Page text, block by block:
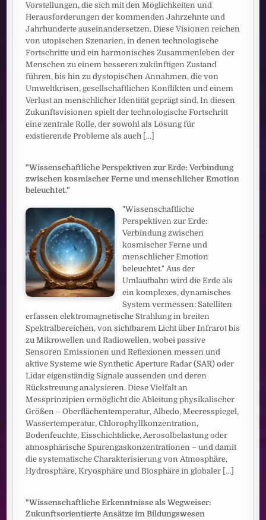
Vorstellungen, die sich mit den Möglichkeiten und
Herausforderungen der kommenden Jahrzehnte und
Jahrhunderte auseinandersetzen. Diese Visionen reichen
von utopischen Szenarien, in denen technologische
Fortschritte und ein harmonisches Zusammenleben der
Menschen zu einem besseren zukünftigen Zustand
führen, bis hin zu dystopischen Annahmen, die von
Umweltkrisen, gesellschaftlichen Konflikten und einem
Verlust an menschlicher Identität geprägt sind. In diesen
Zukunftsvisionen spielt der technologische Fortschritt
eine zentrale Rolle, der sowohl als Lösung für
existierende Probleme als auch [...]
"Wissenschaftliche Perspektiven zur Erde: Verbindung
zwischen kosmischer Ferne und menschlicher Emotion
beleuchtet."
"Wissenschaftliche
Perspektiven zur Erde:
Verbindung zwischen
kosmischer Ferne und
menschlicher Emotion
beleuchtet." Aus der
Umlaufbahn wird die Erde als
ein komplexes, dynamisches
System vermessen: Satelliten
erfassen elektromagnetische Strahlung in breiten
Spektralbereichen, von sichtbarem Licht über Infrarot bis
zu Mikrowellen und Radiowellen, wobei passive
Sensoren Emissionen und Reflexionen messen und
aktive Systeme wie Synthetic Aperture Radar (SAR) oder
Lidar eigenständig Signale aussenden und deren
Rückstreuung analysieren. Diese Vielfalt an
Messprinzipien ermöglicht die Ableitung physikalischer
Größen – Oberflächentemperatur, Albedo, Meeresspiegel,
Wassertemperatur, Chlorophyllkonzentration,
Bodenfeuchte, Eisschichtdicke, Aerosolbelastung oder
atmosphärische Spurengaskonzentrationen – und damit
die systematische Charakterisierung von Atmosphäre,
Hydrosphäre, Kryosphäre und Biosphäre in globaler [...]
"Wissenschaftliche Erkenntnisse als Wegweiser:
Zukunftsorientierte Ansätze im Bildungswesen